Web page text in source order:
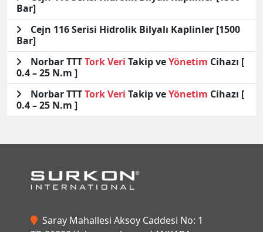
Bar]
Cejn 116 Serisi Hidrolik Bilyalı Kaplinler [1500
Bar]
Norbar TTTTorkVeri Takip veYönetim Cihazı [
0.4 – 25 N.m ]
Norbar TTTTorkVeri Takip veYönetim Cihazı [
0.4 – 25 N.m ]
Saray Mahallesi Aksoy Caddesi No: 1